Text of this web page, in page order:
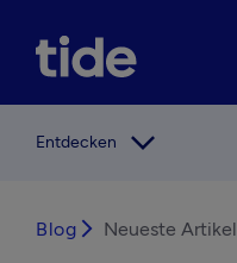
Entdecken arrow_forward_ios
Blog arrow_forward_ios Neueste Artikel